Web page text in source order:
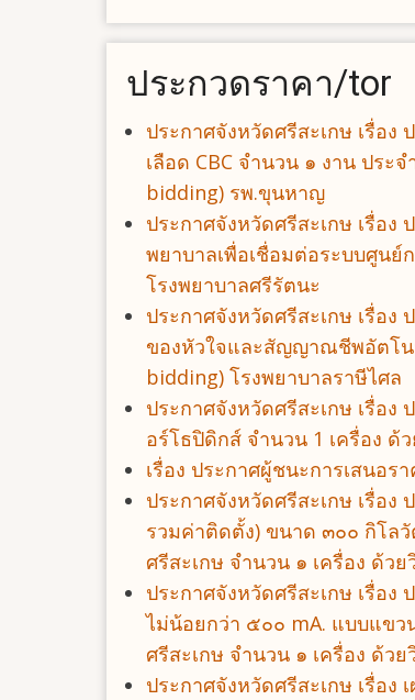
ประกวดราคา/tor
ประกาศจังหวัดศรีสะเกษ เรื่อ
เลือด CBC จำนวน ๑ งาน ปร
bidding) รพ.ขุนหาญ
ประกาศจังหวัดศรีสะเกษ เรื่อ
พยาบาลเพื่อเชื่อมต่อระบบศูนย์
โรงพยาบาลศรีรัตนะ
ประกาศจังหวัดศรีสะเกษ เรื่อ
ของหัวใจและสัญญาณชีพอัตโน
bidding) โรงพยาบาลราษีไศล
ประกาศจังหวัดศรีสะเกษ เรื่อ
อร์โธปิดิกส์ จำนวน 1 เครื่อง ด้
เรื่อง ประกาศผู้ชนะการเสนอร
ประกาศจังหวัดศรีสะเกษ เรื่อง
รวมค่าติดตั้ง) ขนาด ๓๐๐ กิโล
ศรีสะเกษ จำนวน ๑ เครื่อง ด้ว
ประกาศจังหวัดศรีสะเกษ เรื่อง
ไม่น้อยกว่า ๕๐๐ mA. แบบแขว
ศรีสะเกษ จำนวน ๑ เครื่อง ด้ว
ประกาศจังหวัดศรีสะเกษ เรื่อ